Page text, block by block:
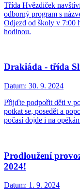
Třída Hvězdiček
odborný program s
Odjezd od školy v 7:00
hodinou.
Drakiáda - třída
Datum: 30. 9. 2024
Přijďte podpořit děti v
potkat se, posedět a
počasí dojde i na
Prodloužení
2024!
Datum: 1. 9. 2024